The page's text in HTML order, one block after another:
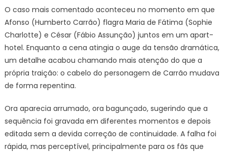
O caso mais comentado aconteceu no momento em que
Afonso (Humberto Carrão) flagra Maria de Fátima (Sophie
Charlotte) e César (Fábio Assunção) juntos em um apart-
hotel. Enquanto a cena atingia o auge da tensão dramática,
um detalhe acabou chamando mais atenção do que a
própria traição: o cabelo do personagem de Carrão mudava
de forma repentina.
Ora aparecia arrumado, ora bagunçado, sugerindo que a
sequência foi gravada em diferentes momentos e depois
editada sem a devida correção de continuidade. A falha foi
rápida, mas perceptível, principalmente para os fãs que